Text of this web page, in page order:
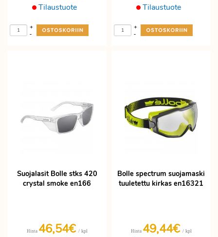
Tilaustuote
-
+
Tilaustuote
-
+
Suojalasit Bolle stks 420
crystal smoke en166
Hinta 46,54€ / kpl
Bolle spectrum suojamaski
tuuletettu kirkas en16321
Hinta 49,44€ / kpl